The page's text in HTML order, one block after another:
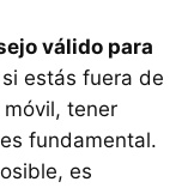
válido para
estás fuera de
tener
fundamental.
es